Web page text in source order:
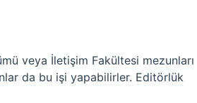
veya İletişim Fakültesi mezunları
da bu işi yapabilirler. Editörlük